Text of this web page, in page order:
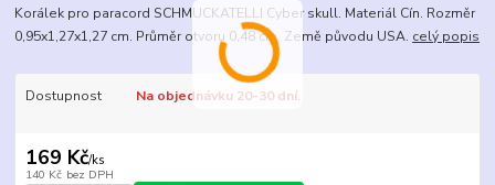
Korálek pro paracord SCHMUCKATELLI Cyber skull. Materiál Cín. Rozměr
0,95x1,27x1,27 cm. Průměr otvoru 0,48 cm. Země původu USA. celý popis
Dostupnost Na objednávku 20-30 dní.
169 Kč/ks
140 Kč bez DPH